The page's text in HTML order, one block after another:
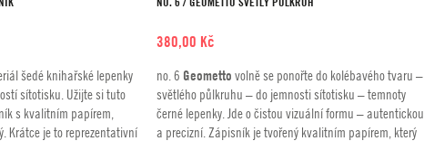
šedé knihařské lepenky
sítotisku. Užijte si tuto
s kvalitním papírem,
Krátce je to reprezentativní
380,00 Kč
no. 6 Geometto volně se ponořte do kolébavého tvaru –
světlého půlkruhu – do jemnosti sítotisku – temnoty
černé lepenky. Jde o čistou vizuální formu – autentickou
a precizní. Zápisník je tvořený kvalitním papírem, který